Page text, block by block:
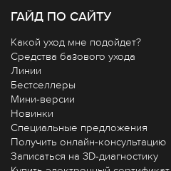
ГАЙД ПО САЙТУ
Какой уход мне подойдет?
Средства базового ухода
Линии
Бестселлеры
Мини-версии
Новинки
Специальные предложения
Получить онлайн-консультацию
Записаться на 3D-диагностику